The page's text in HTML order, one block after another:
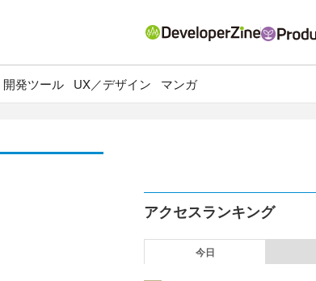
開発ツール UX／デザイン マンガ
アクセスランキング
今日